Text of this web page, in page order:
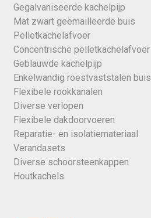
Gegalvaniseerde kachelpijp
Mat zwart geëmailleerde buis
Pelletkachelafvoer
Concentrische pelletkachelafvoer
Geblauwde kachelpijp
Enkelwandig roestvaststalen buis
Flexibele rookkanalen
Diverse verlopen
Flexibele dakdoorvoeren
Reparatie- en isolatiemateriaal
Verandasets
Diverse schoorsteenkappen
Houtkachels